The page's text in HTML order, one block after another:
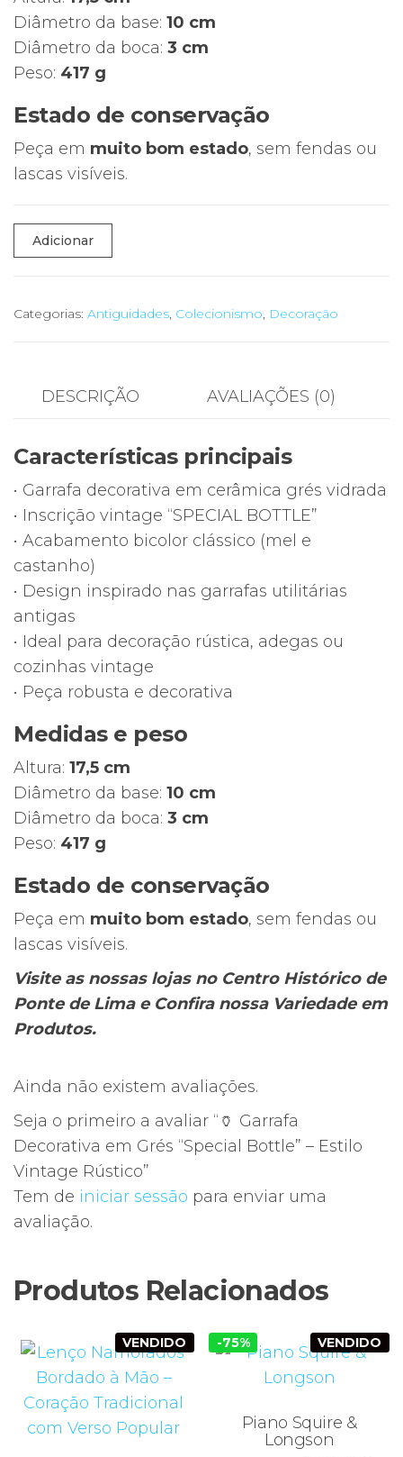
Diâmetro da base: 10 cm
Diâmetro da boca: 3 cm
Peso: 417 g
Estado de conservação
Peça em muito bom estado, sem fendas ou
lascas visíveis.
Quantidade
de
Garrafa
Grés
–
Estilo
Vintage
Rústico
Adicionar
Categorias: Antiguidades, Colecionismo, Decoração
DESCRIÇÃO AVALIAÇÕES (0)
Características principais
• Garrafa decorativa em cerâmica grés vidrada
• Inscrição vintage “SPECIAL BOTTLE”
• Acabamento bicolor clássico (mel e
castanho)
• Design inspirado nas garrafas utilitárias
antigas
• Ideal para decoração rústica, adegas ou
cozinhas vintage
• Peça robusta e decorativa
Medidas e peso
Altura: 17,5 cm
Diâmetro da base: 10 cm
Diâmetro da boca: 3 cm
Peso: 417 g
Estado de conservação
Peça em muito bom estado, sem fendas ou
lascas visíveis.
Visite as nossas lojas no Centro Histórico de
Ponte de Lima e Confira nossa Variedade em
Produtos.
Ainda não existem avaliações.
Seja o primeiro a avaliar “🏺 Garrafa
Decorativa em Grés “Special Bottle” – Estilo
Vintage Rústico”
Tem de iniciar sessão para enviar uma
avaliação.
Produtos Relacionados
VENDIDO -75% VENDIDO
Piano Squire &
Longson